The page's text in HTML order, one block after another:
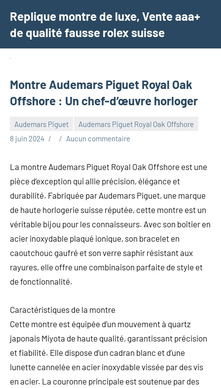
contenu
Replique montre de luxe, Vente aaa+
de qualité fausse rolex suisse
Montre Audemars Piguet Royal Oak
Offshore : Un chef-d’œuvre horloger
Audemars Piguet
Audemars Piguet Royal Oak Offshore
8 juin 2024
Aucun commentaire
La montre Audemars Piguet Royal Oak Offshore est une
pièce d’exception qui allie précision, élégance et
durabilité. Fabriquée par Audemars Piguet, une marque
de haute horlogerie suisse réputée, cette montre est un
véritable bijou pour les connaisseurs. Avec son boîtier en
acier inoxydable plaqué ionique, son bracelet en
caoutchouc gaufré et son verre saphir résistant aux
rayures, elle offre une combinaison parfaite de style et
de fonctionnalité.
Caractéristiques de la montre
Cette montre est équipée d’un mouvement à quartz
japonais Miyota de haute qualité, garantissant précision
et fiabilité. Elle dispose d’un cadran blanc et d’une
lunette cannelée en acier inoxydable vissée par des vis
en acier. La couronne principale est soutenue par des